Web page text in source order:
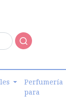
Perfumería
para